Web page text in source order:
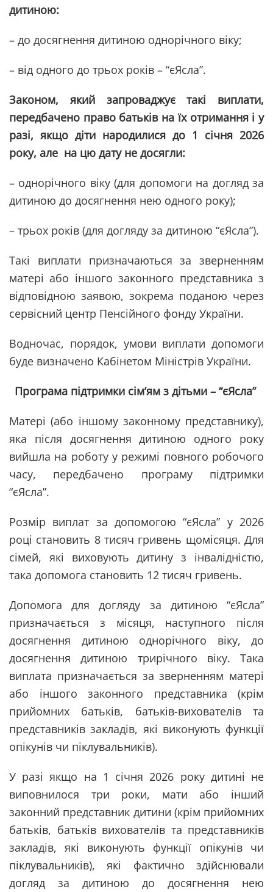
дитиною:
– до досягнення дитиною однорічного віку;
– від одного до трьох років – “єЯсла”.
Законом, який запроваджує такі виплати,
передбачено право батьків на їх отримання і у
разі, якщо діти народилися до 1 січня 2026
року, але на цю дату не досягли:
– однорічного віку (для допомоги на догляд за
дитиною до досягнення нею одного року);
– трьох років (для догляду за дитиною “єЯсла”).
Такі виплати призначаються за зверненням
матері або іншого законного представника з
відповідною заявою, зокрема поданою через
сервісний центр Пенсійного фонду України.
Водночас, порядок, умови виплати допомоги
буде визначено Кабінетом Міністрів України.
Програма підтримки сім’ям з дітьми – “єЯсла”
Матері (або іншому законному представнику),
яка після досягнення дитиною одного року
вийшла на роботу у режимі повного робочого
часу, передбачено програму підтримки
“єЯсла”.
Розмір виплат за допомогою “єЯсла” у 2026
році становить 8 тисяч гривень щомісяця. Для
сімей, які виховують дитину з інвалідністю,
така допомога становить 12 тисяч гривень.
Допомога для догляду за дитиною “єЯсла”
призначається з місяця, наступного після
досягнення дитиною однорічного віку, до
досягнення дитиною трирічного віку. Така
виплата призначається за зверненням матері
або іншого законного представника (крім
прийомних батьків, батьків-вихователів та
представників закладів, які виконують функції
опікунів чи піклувальників).
У разі якщо на 1 січня 2026 року дитині не
виповнилося три роки, мати або інший
законний представник дитини (крім прийомних
батьків, батьків вихователів та представників
закладів, які виконують функції опікунів чи
піклувальників), які фактично здійснювали
догляд за дитиною до досягнення нею